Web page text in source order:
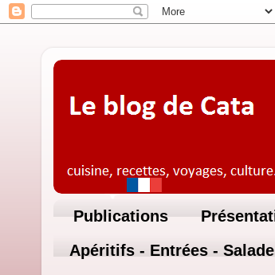
Publications
Apéritifs - Entrées -